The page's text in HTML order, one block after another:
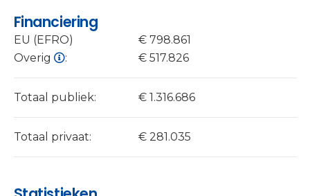
Financiering
EU (EFRO)
€ 798.861
Overig
: € 517.826
Totaal publiek: € 1.316.686
Totaal privaat: € 281.035